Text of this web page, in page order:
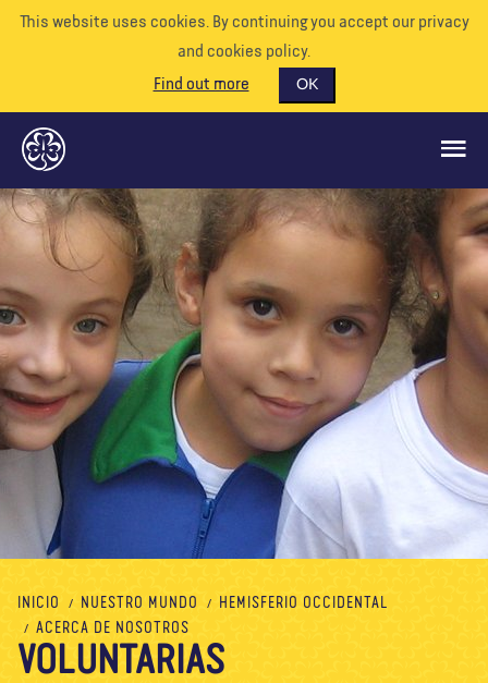
This website uses cookies. By continuing you accept our privacy
and cookies policy.
Find out more
OK
QUÉ HACEMOS
APÓYENOS
VOLUNTARIO
EVENTOS
NUESTRO MUNDO
RECURSOS
Nosotros Noticias Tienda Contacto
INICIO NUESTRO MUNDO
HEMISFERIO OCCIDENTAL
ACERCA DE NOSOTROS
VOLUNTARIAS